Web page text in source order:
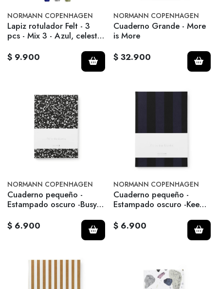
NORMANN COPENHAGEN
Lapiz rotulador Felt - 3
pcs - Mix 3 - Azul, celeste
$ 9.900
NORMANN COPENHAGEN
Cuaderno Grande - More
is More
$ 32.900
NORMANN COPENHAGEN
Cuaderno pequeño -
Estampado oscuro -Busy
$ 6.900
NORMANN COPENHAGEN
Cuaderno pequeño -
Estampado oscuro -Keep
$ 6.900